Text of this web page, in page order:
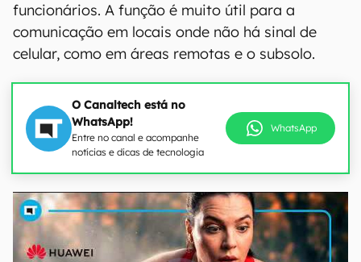
funcionários. A função é muito útil para a
comunicação em locais onde não há sinal de
celular, como em áreas remotas e o subsolo.
O Canaltech está no
WhatsApp!
Entre no canal e acompanhe
notícias e dicas de tecnologia
WhatsApp